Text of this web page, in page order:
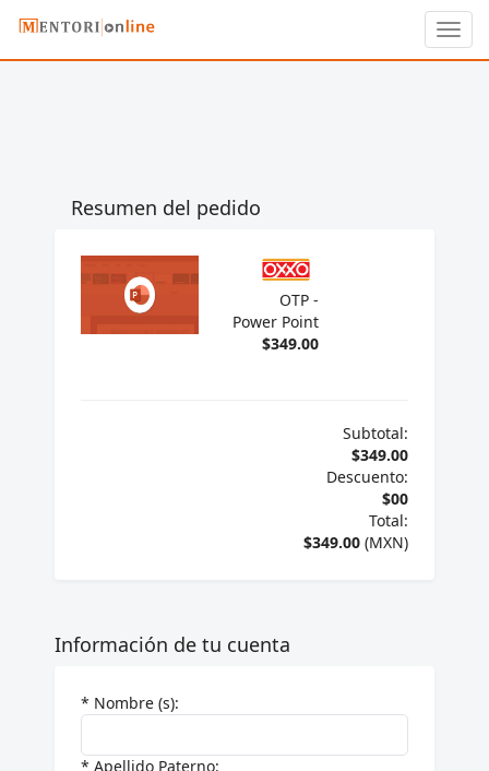
Resumen del pedido
OTP -
Power Point
$349.00
Subtotal:
$349.00
Descuento:
$00
Total:
$349.00 (MXN)
Información de tu cuenta
* Nombre (s):
* Apellido Paterno: